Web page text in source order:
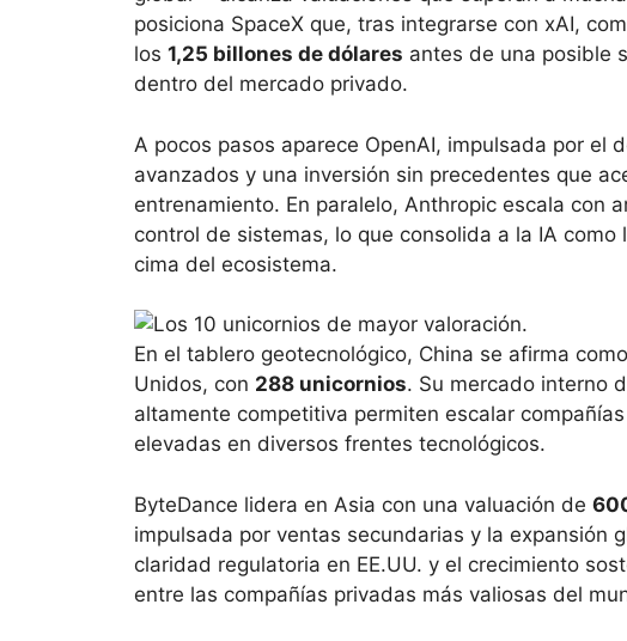
posiciona SpaceX que, tras integrarse con xAI,
los 1,25 billones de dólares antes de una posible
dentro del mercado privado.
A pocos pasos aparece OpenAI, impulsada por el
avanzados y una inversión sin precedentes que
entrenamiento. En paralelo, Anthropic escala con
control de sistemas, lo que consolida a la IA
cima del ecosistema.
En el tablero geotecnológico, China se afirma
Unidos, con 288 unicornios. Su mercado interno
altamente competitiva permiten escalar
elevadas en diversos frentes tecnológicos.
ByteDance lidera en Asia con una valuación de
impulsada por ventas secundarias y la expansión
claridad regulatoria en EE.UU. y el crecimiento
entre las compañías privadas más valiosas del